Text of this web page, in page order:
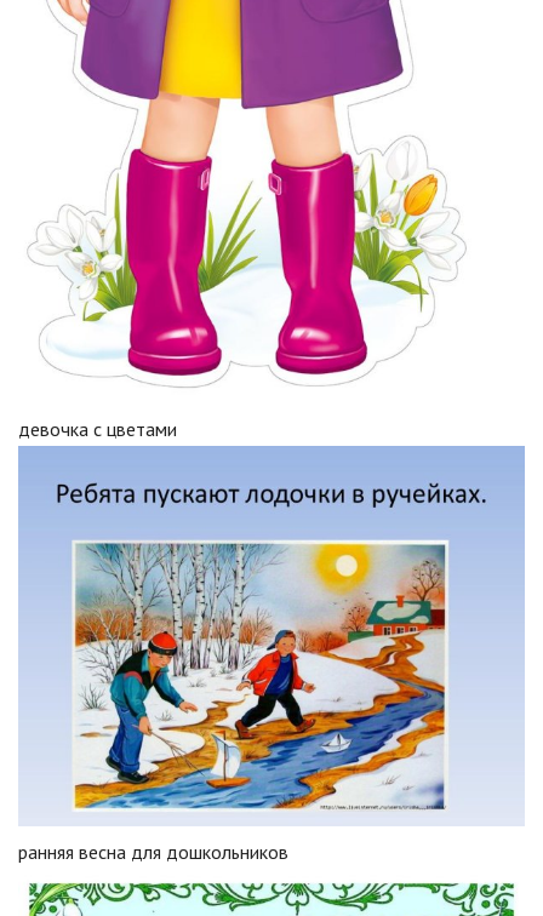
девочка с цветами
ранняя весна для дошкольников